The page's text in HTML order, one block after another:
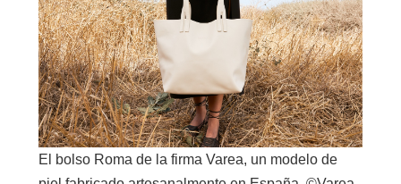
El bolso Roma de la firma Varea, un modelo de